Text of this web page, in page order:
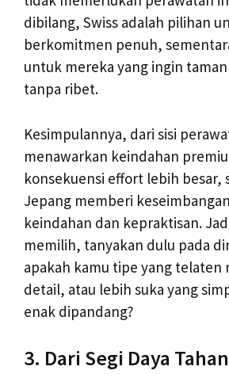
dibilang, Swiss adalah pilihan
berkomitmen penuh,
untuk mereka yang ingin
tanpa ribet.
Kesimpulannya, dari sisi
menawarkan keindahan
konsekuensi effort lebih besar,
Jepang memberi
keindahan dan kepraktisan.
memilih, tanyakan dulu pada
apakah kamu tipe yang telaten
detail, atau lebih suka yang
enak dipandang?
3. Dari Segi Daya Tahan